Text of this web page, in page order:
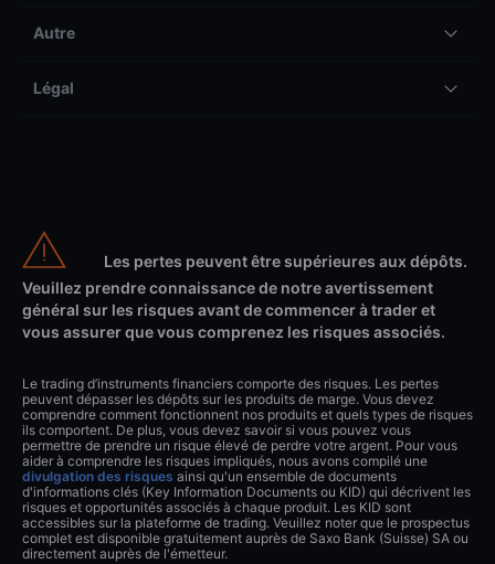
Autre
Légal
Les pertes peuvent être supérieures aux dépôts.
Veuillez prendre connaissance de notre avertissement
général sur les risques avant de commencer à trader et
vous assurer que vous comprenez les risques associés.
Le trading d’instruments financiers comporte des risques. Les pertes
peuvent dépasser les dépôts sur les produits de marge. Vous devez
comprendre comment fonctionnent nos produits et quels types de risques
ils comportent. De plus, vous devez savoir si vous pouvez vous
permettre de prendre un risque élevé de perdre votre argent. Pour vous
aider à comprendre les risques impliqués, nous avons compilé une
divulgation des risques ainsi qu'un ensemble de documents
d'informations clés (Key Information Documents ou KID) qui décrivent les
risques et opportunités associés à chaque produit. Les KID sont
accessibles sur la plateforme de trading. Veuillez noter que le prospectus
complet est disponible gratuitement auprès de Saxo Bank (Suisse) SA ou
directement auprès de l'émetteur.